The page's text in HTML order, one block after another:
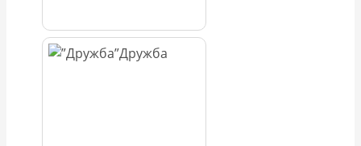
Дружба